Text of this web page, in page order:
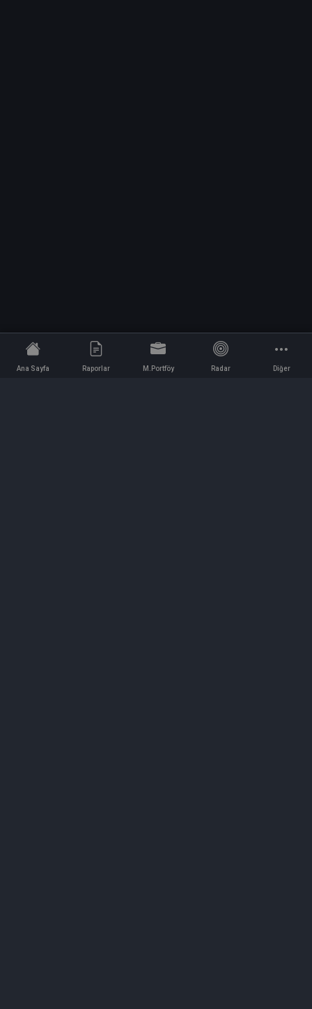
Ana Sayfa Raporlar M.Portföy Radar Diğer